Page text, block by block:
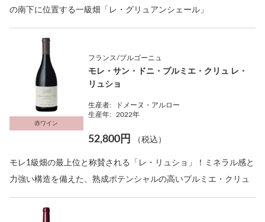
の南下に位置する一級畑「レ・グリュアンシェール」
赤ワイン
フランス/ブルゴーニュ
モレ・サン・ドニ・プルミエ・クリュ レ・
リュショ
生産者:
ドメーヌ・アルロー
生産年:
2022年
52,800円 （税込）
モレ1級畑の最上位と称賛される「レ・リュショ」！ミネラル感と
力強い構造を備えた、熟成ポテンシャルの高いプルミエ・クリュ